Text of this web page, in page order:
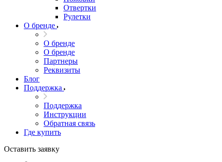
Отвертки
Рулетки
О бренде
О бренде
О бренде
Партнеры
Реквизиты
Блог
Поддержка
Поддержка
Инструкции
Обратная связь
Где купить
Оставить заявку